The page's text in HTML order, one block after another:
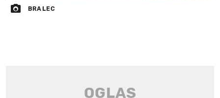
BRALEC